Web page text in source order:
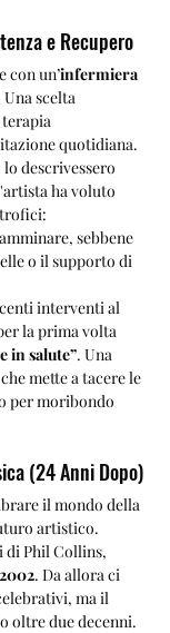
e Recupero
con un’infermiera
Una scelta
terapia
quotidiana.
lo descrivessero
ha voluto
sebbene
o il supporto di
interventi al
la prima volta
in salute”. Una
mette a tacere le
per moribondo
(24 Anni Dopo)
il mondo della
artistico.
Phil Collins,
2002. Da allora ci
ma il
oltre due decenni.